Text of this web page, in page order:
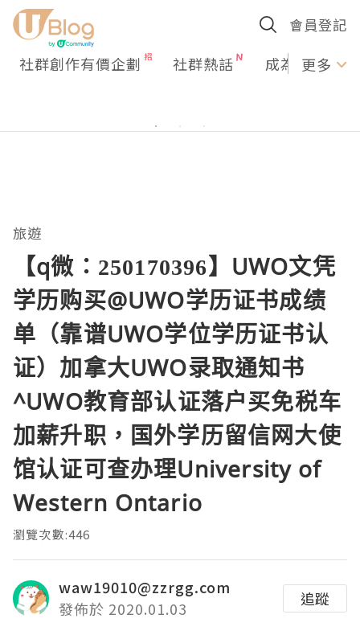
會員登記
社群創作有價企劃 社群熱話 成為U更多
旅遊
【q微：250170396】UWO文凭
学历购买@UWO学历证书成绩
单（靠谱UWO学位学历证书认
证）加拿大UWO录取通知书
^UWO教育部认证落户买免税车
加薪升职，国外学历留信网大使
馆认证可查办理University of
Western Ontario
瀏覽次數:446
waw19010@zzrgg.com
發佈於 2020.01.03
追蹤